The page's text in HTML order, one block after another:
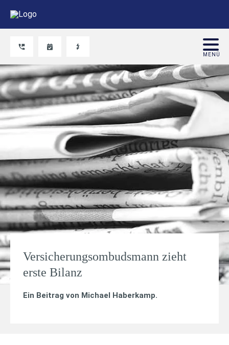
Versicherungsombudsmann zieht
erste Bilanz
Ein Beitrag von Michael Haberkamp.